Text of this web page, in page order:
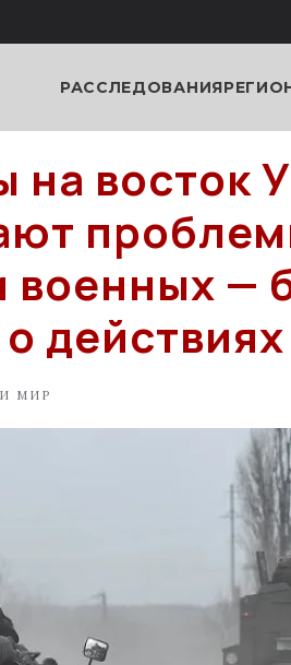
РАССЛЕДОВАНИЯ
на восток
военных —
МИР